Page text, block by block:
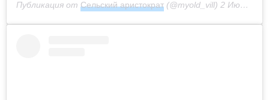
Публикация от Сельский аристократ (@myold_vill) 2 Июл 2020 в 9:22 PDT